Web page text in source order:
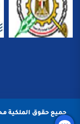
جميع حقوق الملكية